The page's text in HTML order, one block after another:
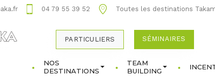
04 79 55 39 52 Toutes les destinations
PARTICULIERS SÉMINAIRES
NOS
DESTINATIONS
TEAM
BUILDING